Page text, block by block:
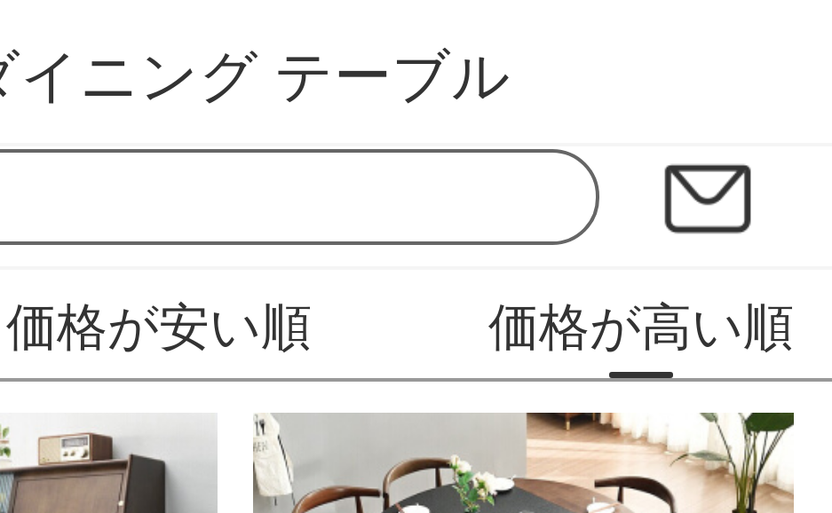
ファッション家具販売店
イニング テーブル
価格が安い順 価格が高い順